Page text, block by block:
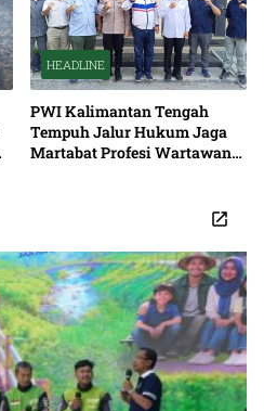
HEADLINE
PWI Kalimantan Tengah
Tempuh Jalur Hukum Jaga
Martabat Profesi Wartawan